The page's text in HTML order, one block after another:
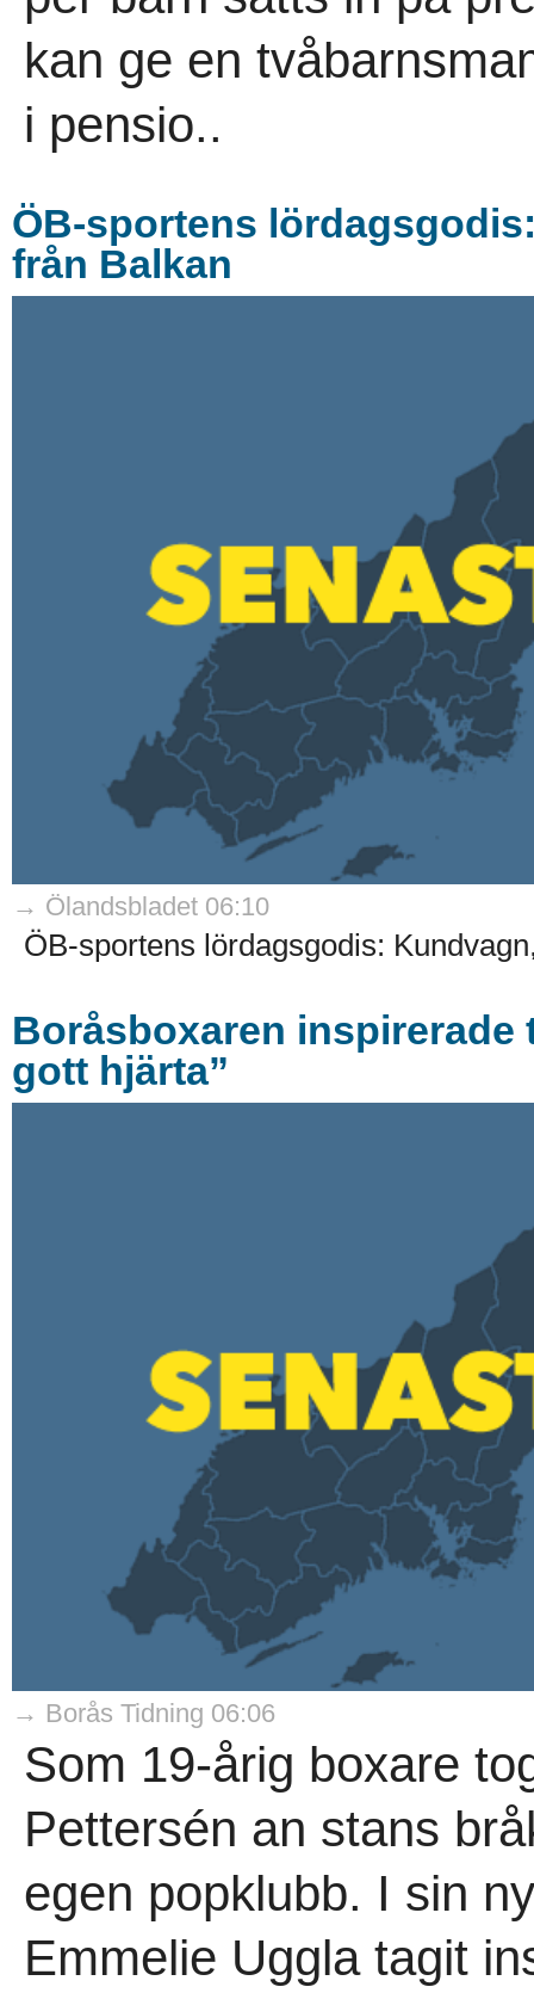
kan ge en
i pensio..
ÖB-sportens
från Balkan
→ Ölandsbladet 06:10
ÖB-sportens lördagsgodis:
Boråsboxaren
gott hjärta”
→ Borås Tidning 06:06
Som 19-årig boxare
Pettersén an stans
egen popklubb. I sin
Emmelie Uggla tagit